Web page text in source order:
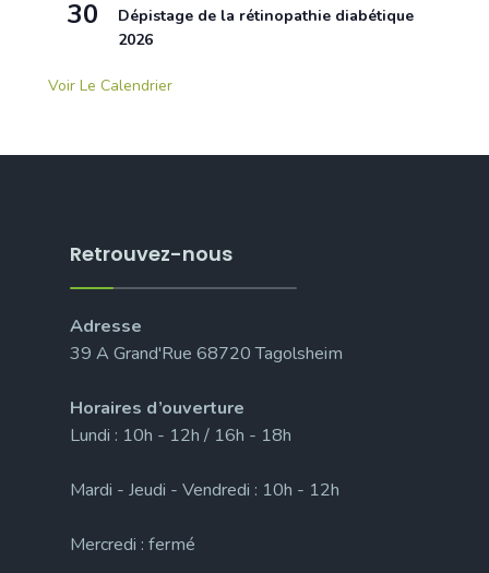
30
Dépistage de la rétinopathie diabétique
2026
Voir Le Calendrier
Retrouvez-nous
Adresse
39 A Grand'Rue 68720 Tagolsheim
Horaires d’ouverture
Lundi : 10h - 12h / 16h - 18h
Mardi - Jeudi - Vendredi : 10h - 12h
Mercredi : fermé